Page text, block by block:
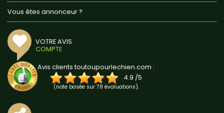
Vous êtes annonceur ?
VOTRE AVIS
COMPTE
Avis clients toutoupourlechien.com :
4.9 /5
(note basée sur 78 évaluations).